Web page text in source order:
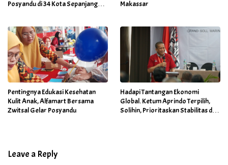
Posyandu di 34 Kota Sepanjang
Makassar
Pentingnya Edukasi Kesehatan
Kulit Anak, Alfamart Bersama
Zwitsal Gelar Posyandu
Hadapi Tantangan Ekonomi
Global. Ketum Aprindo Terpilih,
Solihin, Prioritaskan Stabilitas dan
Leave a Reply